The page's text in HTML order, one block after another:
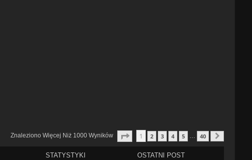
Znaleziono Więcej Niż 1000 Wyników Strona 1Z 40
1 2 3 4 5 … 40
STATYSTYKI OSTATNI POST